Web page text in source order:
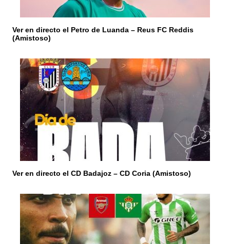
r
d
a
s
Ver en directo el Petro de Luanda – Reus FC Reddis
(Amistoso)
Ver en directo el CD Badajoz – CD Coria (Amistoso)